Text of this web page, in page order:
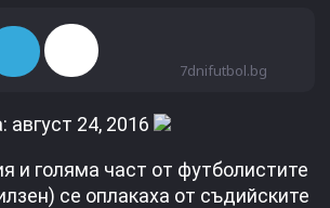
7dnifutbol.bg
август 24, 2016
и голяма част от футболистите
се оплакаха от съдийските